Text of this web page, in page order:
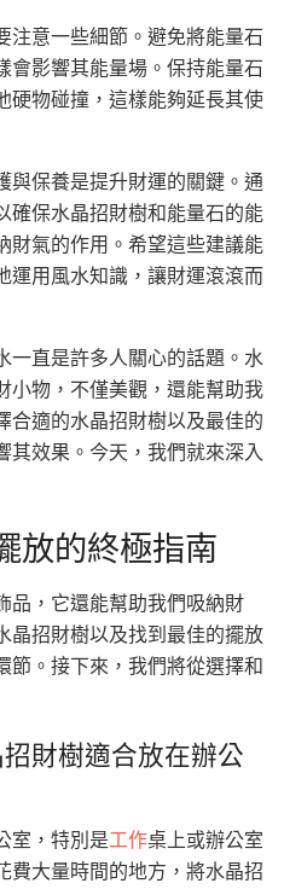
注意一些細節。避免將能量石
會影響其能量場。保持能量石
硬物碰撞，這樣能夠延長其使
與保養是提升財運的關鍵。通
確保水晶招財樹和能量石的能
財氣的作用。希望這些建議能
運用風水知識，讓財運滾滾而
一直是許多人關心的話題。水
小物，不僅美觀，還能幫助我
合適的水晶招財樹以及最佳的
其效果。今天，我們就來深入
放的終極指南
品，它還能幫助我們吸納財
晶招財樹以及找到最佳的擺放
節。接下來，我們將從選擇和
財樹適合放在辦公
室，特別是工作桌上或辦公室
費大量時間的地方，將水晶招